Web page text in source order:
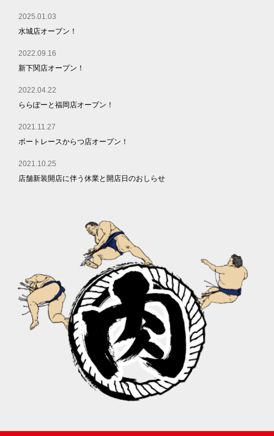
2025.01.03
水城店オープン！
2022.09.16
新下関店オープン！
2022.04.22
ららぽーと福岡店オープン！
2021.11.27
ボートレースからつ店オープン！
2021.10.25
店舗新装開店に伴う休業と開店日のおしらせ